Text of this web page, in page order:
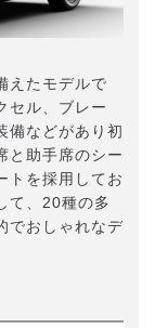
えたモデルで
セル、ブレー
備などがあり初
と助手席のシー
トを採用してお
て、20種の多
でおしゃれなデ